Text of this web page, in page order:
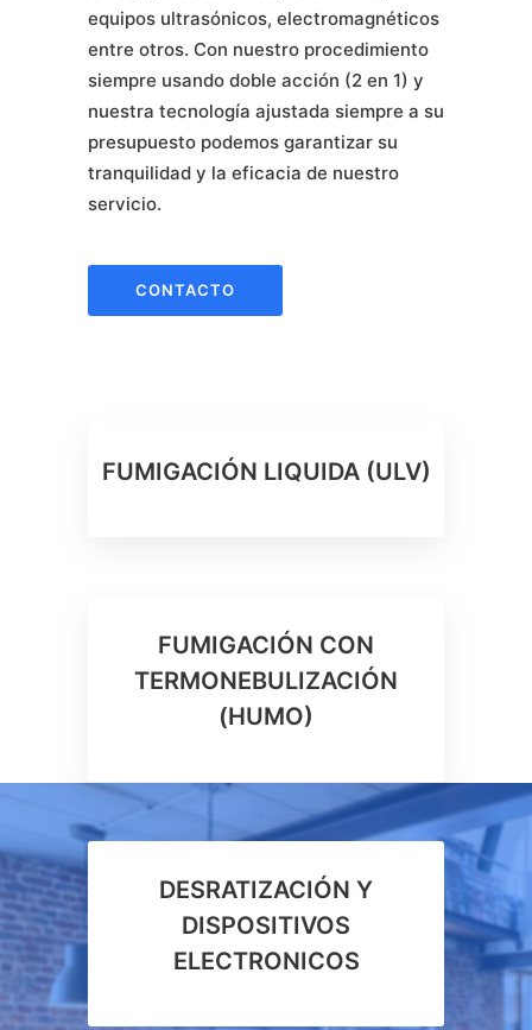
equipos ultrasónicos, electromagnéticos
entre otros. Con nuestro procedimiento
siempre usando doble acción (2 en 1) y
nuestra tecnología ajustada siempre a su
presupuesto podemos garantizar su
tranquilidad y la eficacia de nuestro
servicio.
CONTACTO
FUMIGACIÓN LIQUIDA (ULV)
FUMIGACIÓN CON
TERMONEBULIZACIÓN
(HUMO)
DESRATIZACIÓN Y
DISPOSITIVOS
ELECTRONICOS